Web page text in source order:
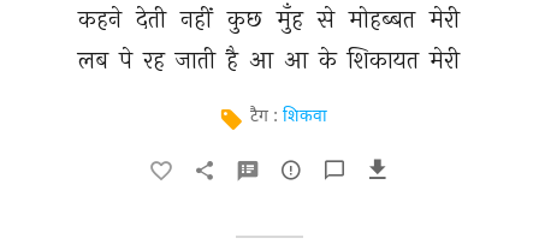
कहने देती नहीं कुछ मुँह से मोहब्बत मेरी
लब पे रह जाती है आ आ के शिकायत मेरी
टैग : शिकवा